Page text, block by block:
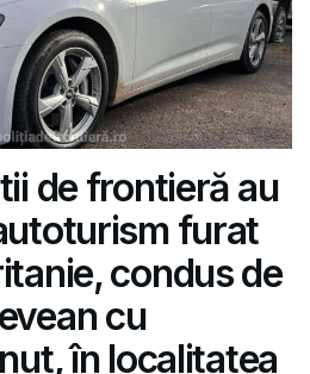
de frontieră au
furat
condus de
cu
în localitatea